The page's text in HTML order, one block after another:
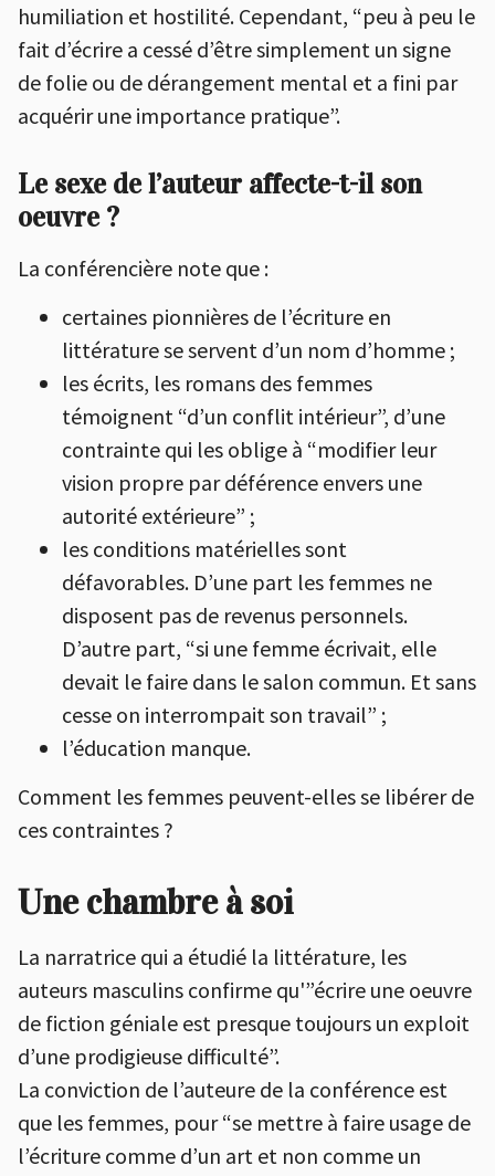
humiliation et hostilité. Cependant, “peu à peu le
fait d’écrire a cessé d’être simplement un signe
de folie ou de dérangement mental et a fini par
acquérir une importance pratique”.
Le sexe de l’auteur affecte-t-il son
oeuvre ?
La conférencière note que :
certaines pionnières de l’écriture en
littérature se servent d’un nom d’homme ;
les écrits, les romans des femmes
témoignent “d’un conflit intérieur”, d’une
contrainte qui les oblige à “modifier leur
vision propre par déférence envers une
autorité extérieure” ;
les conditions matérielles sont
défavorables. D’une part les femmes ne
disposent pas de revenus personnels.
D’autre part, “si une femme écrivait, elle
devait le faire dans le salon commun. Et sans
cesse on interrompait son travail” ;
l’éducation manque.
Comment les femmes peuvent-elles se libérer de
ces contraintes ?
Une chambre à soi
La narratrice qui a étudié la littérature, les
auteurs masculins confirme qu'”écrire une oeuvre
de fiction géniale est presque toujours un exploit
d’une prodigieuse difficulté”.
La conviction de l’auteure de la conférence est
que les femmes, pour “se mettre à faire usage de
l’écriture comme d’un art et non comme un